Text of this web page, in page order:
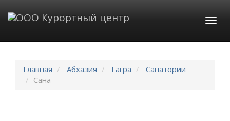
Главная Абхазия Гагра
Санатории
Сана